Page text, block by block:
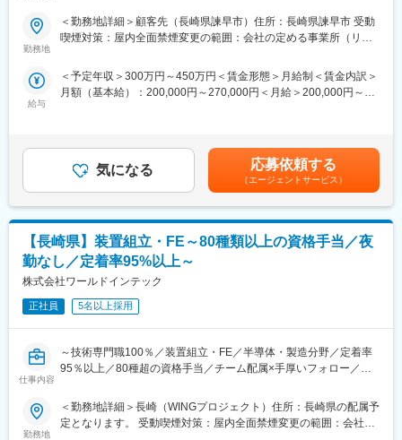
■働く環境：
◎全社月平均残業時間：約20時間
◎定年：65歳（その後も契約社員として継続可能）
・24時間365日好きな時間に技術系動画や勉強が可能です。
・Zoomにて技術研修を月数回開催。プログラミングや設計など幅
広いトピックスを用意しています。
・スキルUPが給与UPに：アカデミー制度で取得した単位に応じ
て給与UPが行われる仕組みです。
・専門教育機関で技術取得が目指せます。
変更の範囲：会社の定める業務
■業務概要：
半導体製造工程における欠陥検査レシピの作成・検証・評価解析
す。
・製造工程における歩留まり向上のためのデータ分析
・社内関係者との連携による改善提案・技術的検討
■魅力・やりがい：
・半導体製造の品質向上に直接貢献できるやりがいある業務
・基本的なPCスキルがあれば、専門知識は入社後に習得可能
・チームでの協働により、技術的な成長と支援体制が充実
・安定した企業基盤で長期的なキャリア形成が可能
■当社だからこそ実現できるエンジニアとしての未来がある：
当社独占のプロジェクトも多数あり、当社だからこそ挑戦できる
仕事があります。
エンジニアの方を対象に社内でのキャリアチェンジを支援する制
度です。
勤務地
＜勤務地詳細＞顧客先（長崎県諫早市）住所：長崎県諫早市 受動
喫煙対策：屋内全面禁煙変更の範囲：会社の定める事業所（リモ
給与
＜予定年収＞300万円～450万円＜賃金形態＞月給制＜賃金内訳＞
月額（基本給）：200,000円～270,000円＜月給＞200,000円～
給：年1回（4月）賃金はあくまでも目安の金額であり、選考を通
じて上下する可能性があります。月給(月額)は固定手当を含めた表
記です。
気になる 応募依頼する
（エージェントサービス）
【長崎県】装置組立・FE～80種類以上の資格手当／夜
勤なし／定着率95%以上～
株式会社ワールドインテック
正社員 5名以上採用
仕事内容
～技術専門職100％／装置組立・FE／半導体・製造分野／定着率
95％以上／80種超の資格手当／チーム配属×手厚いフォロー／夜
将来的には年収800万円以上を目指せるエンジニアへ！同社の最
勤務地
＜勤務地詳細＞長崎（WINGプロジェクト）住所：長崎県の配属予
定となります。 受動喫煙対策：屋内全面禁煙変更の範囲：会社の